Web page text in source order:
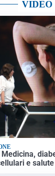
VIDEO
Medicina,
e